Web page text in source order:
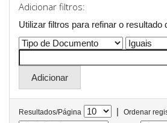
Adicionar filtros:
Utilizar filtros para refinar o resultado
Resultados/Página |
Ordenar